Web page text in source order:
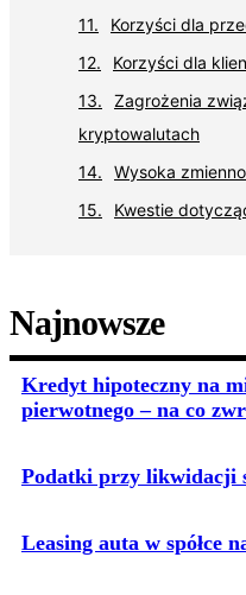
Korzyści dla
Korzyści dla
Zagrożenia
kryptowalutach
Wysoka
Kwestie
Najnowsze
Kredyt hipoteczny na
pierwotnego – na co
Podatki przy likwidacji
Leasing auta w spółce